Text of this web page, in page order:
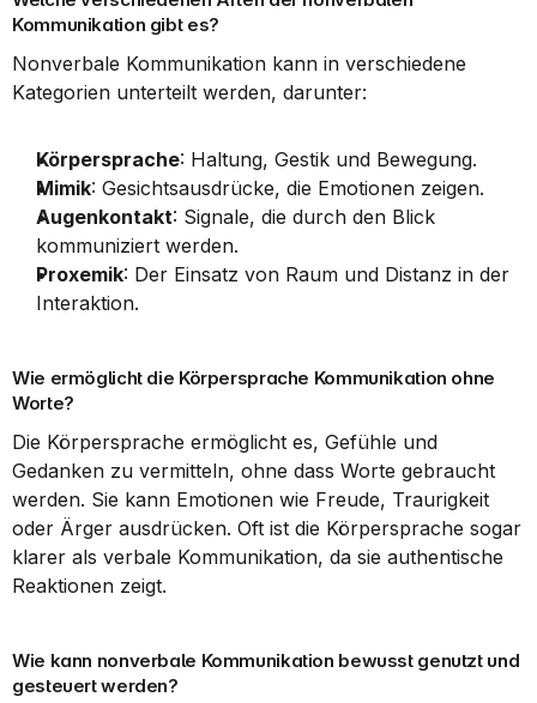
Kommunikation gibt es?
Nonverbale Kommunikation kann in verschiedene
Kategorien unterteilt werden, darunter:
Körpersprache: Haltung, Gestik und Bewegung.
Mimik: Gesichtsausdrücke, die Emotionen zeigen.
Augenkontakt: Signale, die durch den Blick
kommuniziert werden.
Proxemik: Der Einsatz von Raum und Distanz in der
Interaktion.
Wie ermöglicht die Körpersprache Kommunikation ohne
Worte?
Die Körpersprache ermöglicht es, Gefühle und
Gedanken zu vermitteln, ohne dass Worte gebraucht
werden. Sie kann Emotionen wie Freude, Traurigkeit
oder Ärger ausdrücken. Oft ist die Körpersprache sogar
klarer als verbale Kommunikation, da sie authentische
Reaktionen zeigt.
Wie kann nonverbale Kommunikation bewusst genutzt und
gesteuert werden?